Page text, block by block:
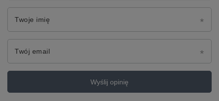
Twoje imię
Twój email
Wyślij opinię